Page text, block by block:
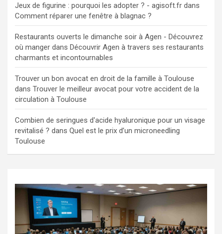
Jeux de figurine : pourquoi les adopter ? - agisoft.fr dans
Comment réparer une fenêtre à blagnac ?
Restaurants ouverts le dimanche soir à Agen - Découvrez
où manger dans Découvrir Agen à travers ses restaurants
charmants et incontournables
Trouver un bon avocat en droit de la famille à Toulouse
dans Trouver le meilleur avocat pour votre accident de la
circulation à Toulouse
Combien de seringues d'acide hyaluronique pour un visage
revitalisé ? dans Quel est le prix d’un microneedling
Toulouse